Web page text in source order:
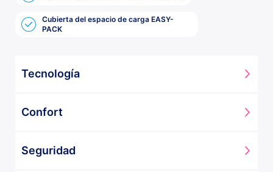
Cubierta del espacio de carga EASY-
PACK
Tecnología
Iluminación de ambiente
Sistema multimedia MBUX
Confort
Portavasos doble
Seguridad